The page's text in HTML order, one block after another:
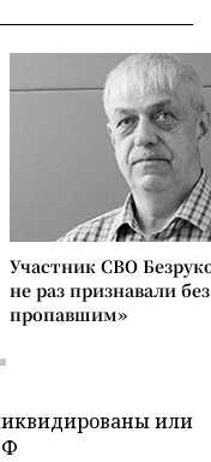
Участник СВО
не раз признавали
пропавшим»
или